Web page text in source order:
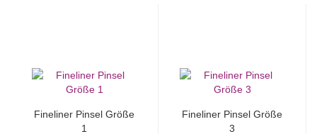
Fineliner Pinsel Größe
1
Fineliner Pinsel Größe
3